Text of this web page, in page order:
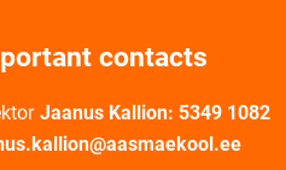
contacts
Jaanus Kallion: 5349 1082